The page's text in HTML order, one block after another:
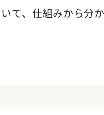
て、仕組みから分か